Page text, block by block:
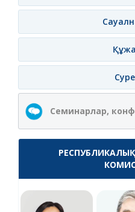
Семинарлар,